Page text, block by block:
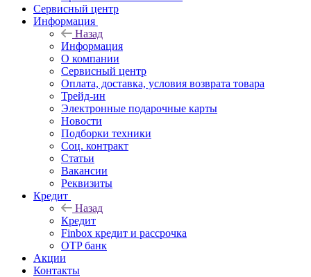
Сервисный центр
Информация
Назад
Информация
О компании
Сервисный центр
Оплата, доставка, условия возврата товара
Трейд-ин
Электронные подарочные карты
Новости
Подборки техники
Соц. контракт
Статьи
Вакансии
Реквизиты
Кредит
Назад
Кредит
Finbox кредит и рассрочка
OTP банк
Акции
Контакты